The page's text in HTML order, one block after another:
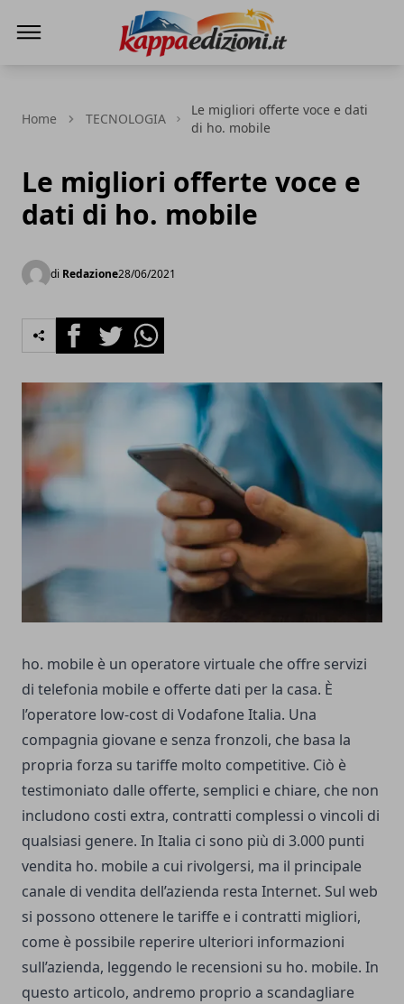
Home TECNOLOGIA
Le migliori offerte voce e dati
di ho. mobile
Le migliori offerte voce e
dati di ho. mobile
di Redazione28/06/2021
FacebookTwitterWhatsapp
ho. mobile è un operatore virtuale che offre servizi
di telefonia mobile e offerte dati per la casa. È
l’operatore low-cost di Vodafone Italia. Una
compagnia giovane e senza fronzoli, che basa la
propria forza su tariffe molto competitive. Ciò è
testimoniato dalle offerte, semplici e chiare, che non
includono costi extra, contratti complessi o vincoli di
qualsiasi genere. In Italia ci sono più di 3.000 punti
vendita ho. mobile a cui rivolgersi, ma il principale
canale di vendita dell’azienda resta Internet. Sul web
si possono ottenere le tariffe e i contratti migliori,
come è possibile reperire ulteriori informazioni
sull’azienda, leggendo le recensioni su ho. mobile. In
questo articolo, andremo proprio a scandagliare